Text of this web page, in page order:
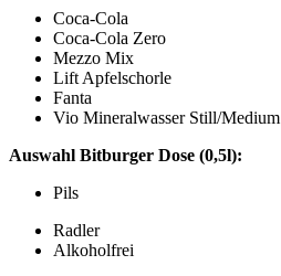
Coca-Cola
Coca-Cola Zero
Mezzo Mix
Lift Apfelschorle
Fanta
Vio Mineralwasser Still/Medium
Auswahl Bitburger Dose (0,5l):
Pils
Radler
Alkoholfrei